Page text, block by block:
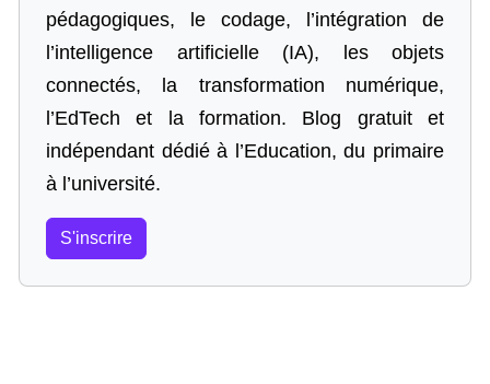
pédagogiques, le codage,
l’intégration de
l’intelligence artificielle (IA), les objets
connectés, la transformation numérique,
l’EdTech et la formation. Blog gratuit et
indépendant dédié à l’Education, du primaire
à l’université.
S'inscrire